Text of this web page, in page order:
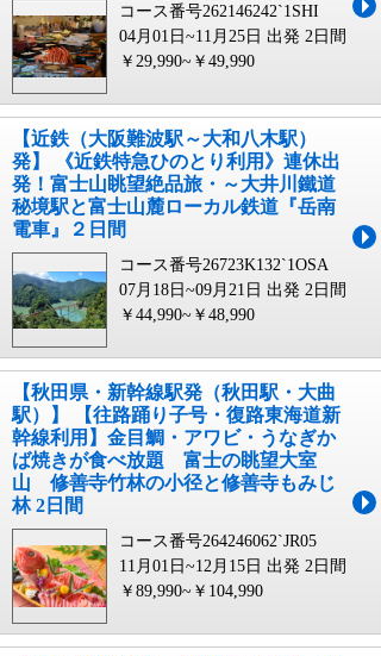
コース番号262146242`1SHI
04月01日~11月25日 出発 2日間
￥29,990~￥49,990
【近鉄（大阪難波駅～大和八木駅）
発】 《近鉄特急ひのとり利用》連休出
発！富士山眺望絶品旅・～大井川鐵道
秘境駅と富士山麓ローカル鉄道『岳南
電車』２日間
コース番号26723K132`1OSA
07月18日~09月21日 出発 2日間
￥44,990~￥48,990
【秋田県・新幹線駅発（秋田駅・大曲
駅）】 【往路踊り子号・復路東海道新
幹線利用】金目鯛・アワビ・うなぎか
ば焼きが食べ放題 富士の眺望大室
山 修善寺竹林の小径と修善寺もみじ
林 2日間
コース番号264246062`JR05
11月01日~12月15日 出発 2日間
￥89,990~￥104,990